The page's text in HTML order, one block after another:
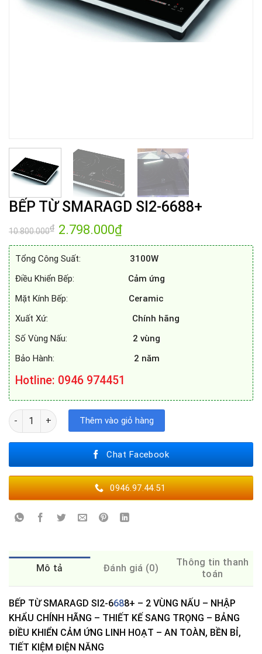
BẾP TỪ SMARAGD SI2-6688+
10.800.000₫ Giá
gốc
là:
10.800.000₫.
2.798.000₫Giá
tại
2.798.000₫.
Tổng Công Suất:
3100W
Điều Khiển Bếp: Cảm ứng
Mặt Kính Bếp: Ceramic
Xuất Xứ:
Chính hãng
Số Vùng Nấu: 2 vùng
Bảo Hành: 2 năm
Hotline: 0946 974451
BẾP TỪ SMARAGD SI2-6688+ số lượng
Thêm vào giỏ hàng
Chat Facebook
0946.97.44.51
Mô tả Đánh giá (0)
Thông tin thanh
toán
BẾP TỪ SMARAGD SI2-6688+ – 2 VÙNG NẤU – NHẬP
KHẨU CHÍNH HÃNG – THIẾT KẾ SANG TRỌNG – BẢNG
ĐIỀU KHIỂN CẢM ỨNG LINH HOẠT – AN TOÀN, BỀN BỈ,
TIẾT KIỆM ĐIỆN NĂNG